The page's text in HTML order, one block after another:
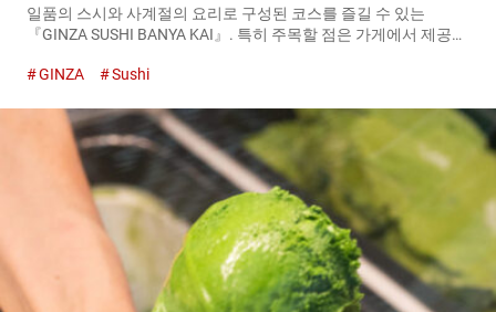
일품의 스시와 사계절의 요리로 구성된 코스를 즐길 수 있는
『GINZA SUSHI BANYA KAI』. 특히 주목할 점은 가게에서 제공하
시를 포함하여 총 ２０가지 요리로 구성되어 있으며, 장인의 기술
５년 ４월 코스 예시 참치 대뱃살과 중뱃살 비교 시식 『GINZA
SUSHI BANYA KAI』의 코스는, 일품 요리와 스시를 번갈아 제공하
는 스타일입니다. 스시는 참치 대뱃살과 중뱃살를 비교 시식할 수
있을 뿐만 아니라, 제철 생선을 사용한 네타가 줄지어 있습니다. 미
나미참치 중뱃살 참치는 쿠로마구로（본참치）다음으로 고급품
으로 여겨지는 미나미참치의 대뱃살과 중뱃살입니다. 미나미참치
의 지방은 단맛이 강하며, 그 맛은 참치 중에서도 최고 품종으로 여
겨지는 쿠로마구로에 뒤지지 않습니다. 미나미참치의（아래）중
뱃살,（위）대뱃살 이 미나미참치의 감칠맛을 최대한으로 끌어내
는 것이, 『GINZA SUSHI BANYA KAI』의 특제 간장입니다. 부드
GINZA Sushi